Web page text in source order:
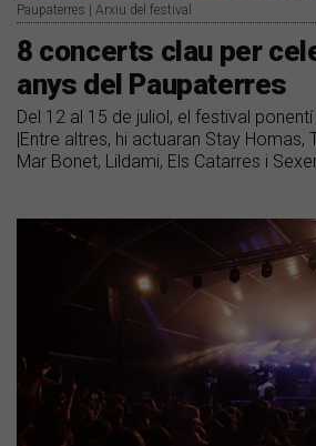
Paupaterres | Arxiu del festival
8 concerts clau per
anys del Paupaterres
Del 12 al 15 de juliol, el festival
|Entre altres, hi actuaran Stay Homas,
Mar Bonet, Lildami, Els Catarres i